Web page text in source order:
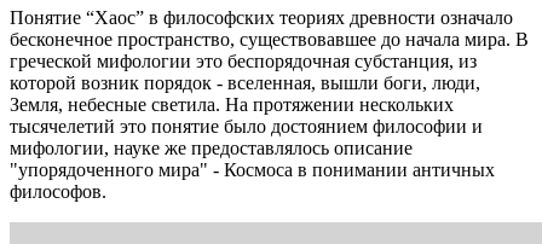
Понятие “Хаос” в философских теориях древности означало
бесконечное пространство, существовавшее до начала мира. В
греческой мифологии это беспорядочная субстанция, из
которой возник порядок - вселенная, вышли боги, люди,
Земля, небесные светила. На протяжении нескольких
тысячелетий это понятие было достоянием философии и
мифологии, науке же предоставлялось описание
"упорядоченного мира" - Космоса в понимании античных
философов.